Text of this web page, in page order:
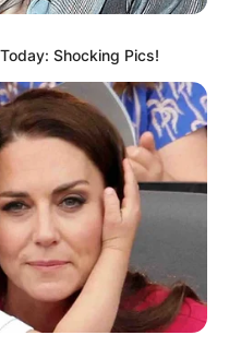
Shocking Pics!